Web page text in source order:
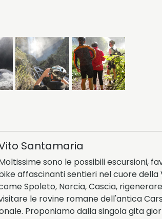
Santamaria
sono le possibili escursioni,
affascinanti sentieri nel cuore
Spoleto, Norcia, Cascia,
le rovine romane dell'antica
Proponiamo dalla singola gita